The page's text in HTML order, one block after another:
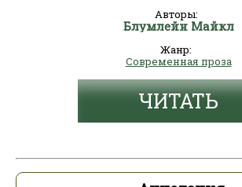
Авторы:
Блумлейн Майкл
Жанр:
Современная проза
ЧИТАТЬ